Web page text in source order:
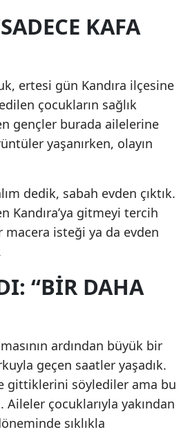
KAFA
ertesi gün Kandıra ilçesine
çocukların sağlık
gençler burada ailelerine
yaşanırken, olayın
dedik, sabah evden çıktık.
Kandıra’ya gitmeyi tercih
macera isteği ya da evden
“BIR DAHA
ardından büyük bir
geçen saatler yaşadık.
gittiklerini söylediler ama bu
çocuklarıyla yakından
sıklıkla